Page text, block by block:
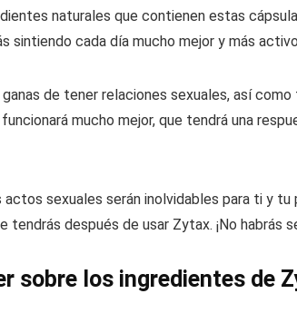
naturales que contienen estas
sintiendo cada día mucho mejor y más
de tener relaciones sexuales, así
mucho mejor, que tendrá una
sexuales serán inolvidables para ti y tu
tendrás después de usar Zytax. ¡No habrás
sobre los ingredientes de